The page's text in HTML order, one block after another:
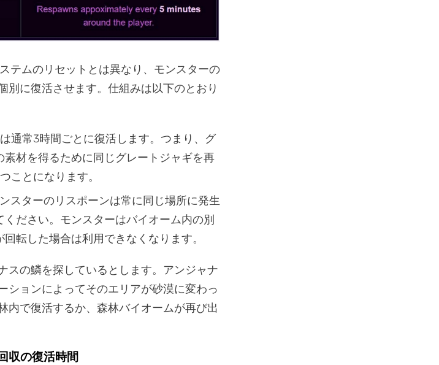
テムのリセットとは異なり、モンスターの
別に復活させます。仕組みは以下のとおり
通常3時間ごとに復活します。つまり、グ
材を得るために同じグレートジャギを再
ことになります。
スターのリスポーンは常に同じ場所に発生
ださい。モンスターはバイオーム内の別
転した場合は利用できなくなります。
スの鱗を探しているとします。アンジャナ
ションによってそのエリアが砂漠に変わっ
内で復活するか、森林バイオームが再び出
収の復活時間